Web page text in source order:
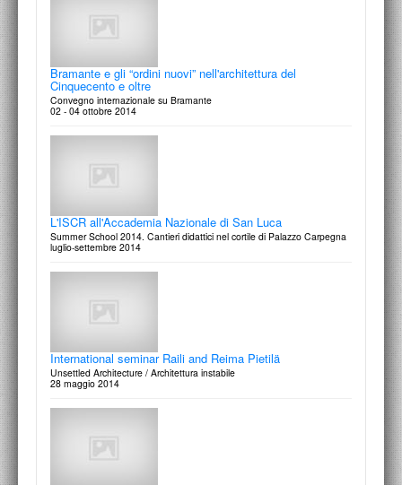
Vasco Bendini
opere 2000-2013
La casa per tutti
23 maggio 2016
strumento di concezione e di realizzazione
Seminario Internazionale
Per non dimenticare: Sacrari del Novecento in Europa
convegno internazionale
In studio | Pittura - Giulia Napoleone
Visita allo studio di Giulia Napoleone, con Francesco Moschini
La sontuosità musicale barocca (concerto)
1 luglio 2015
Scritti in onore di Maria Andaloro
10 giugno 2015
incontro a cura di Marilena Pasquali
5 giugno 2015
Bramante e gli “ordini nuovi” nell'architettura del
Cinquecento e oltre
Convegno internazionale su Bramante
02 - 04 ottobre 2014
L'ISCR all'Accademia Nazionale di San Luca
Summer School 2014. Cantieri didattici nel cortile di Palazzo Carpegna
luglio-settembre 2014
International seminar Raili and Reima Pietilä
Unsettled Architecture / Architettura instabile
28 maggio 2014